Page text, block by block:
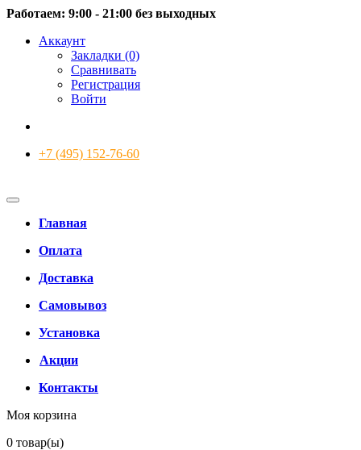
Работаем: 9:00 - 21:00 без выходных
Аккаунт
Закладки (0)
Сравнивать
Регистрация
Войти
+7 (495) 152-76-60
Главная
Оплата
Доставка
Самовывоз
Установка
Акции
Контакты
Моя корзина
0 товар(ы)